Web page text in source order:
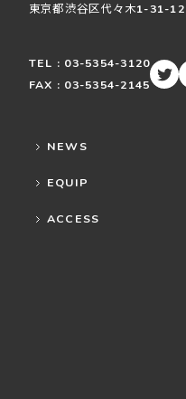
東京都渋谷区代々木1-31-12
TEL : 03-5354-3120
FAX : 03-5354-2145
NEWS
EQUIP
ACCESS